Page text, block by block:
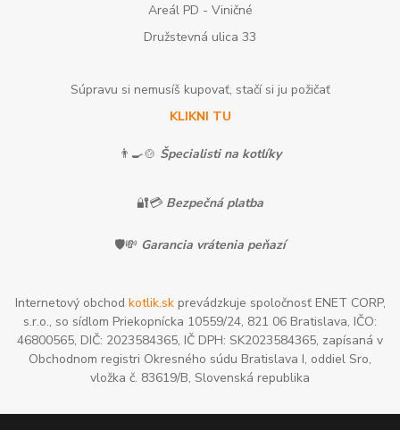
Areál PD - Viničné
Družstevná ulica 33
Súpravu si nemusíš kupovať, stačí si ju požičať
KLIKNI TU
👨‍🍳🍲 Špecialisti na kotlíky
🔐💳 Bezpečná platba
🛡️💸 Garancia vrátenia peňazí
Internetový obchod kotlik.skprevádzkuje spoločnosť ENET CORP,
s.r.o., so sídlom Priekopnícka 10559/24, 821 06 Bratislava, IČO:
46800565, DIČ: 2023584365, IČ DPH: SK2023584365, zapísaná v
Obchodnom registri Okresného súdu Bratislava I, oddiel Sro,
vložka č. 83619/B, Slovenská republika